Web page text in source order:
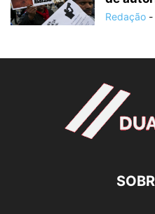
Redação -